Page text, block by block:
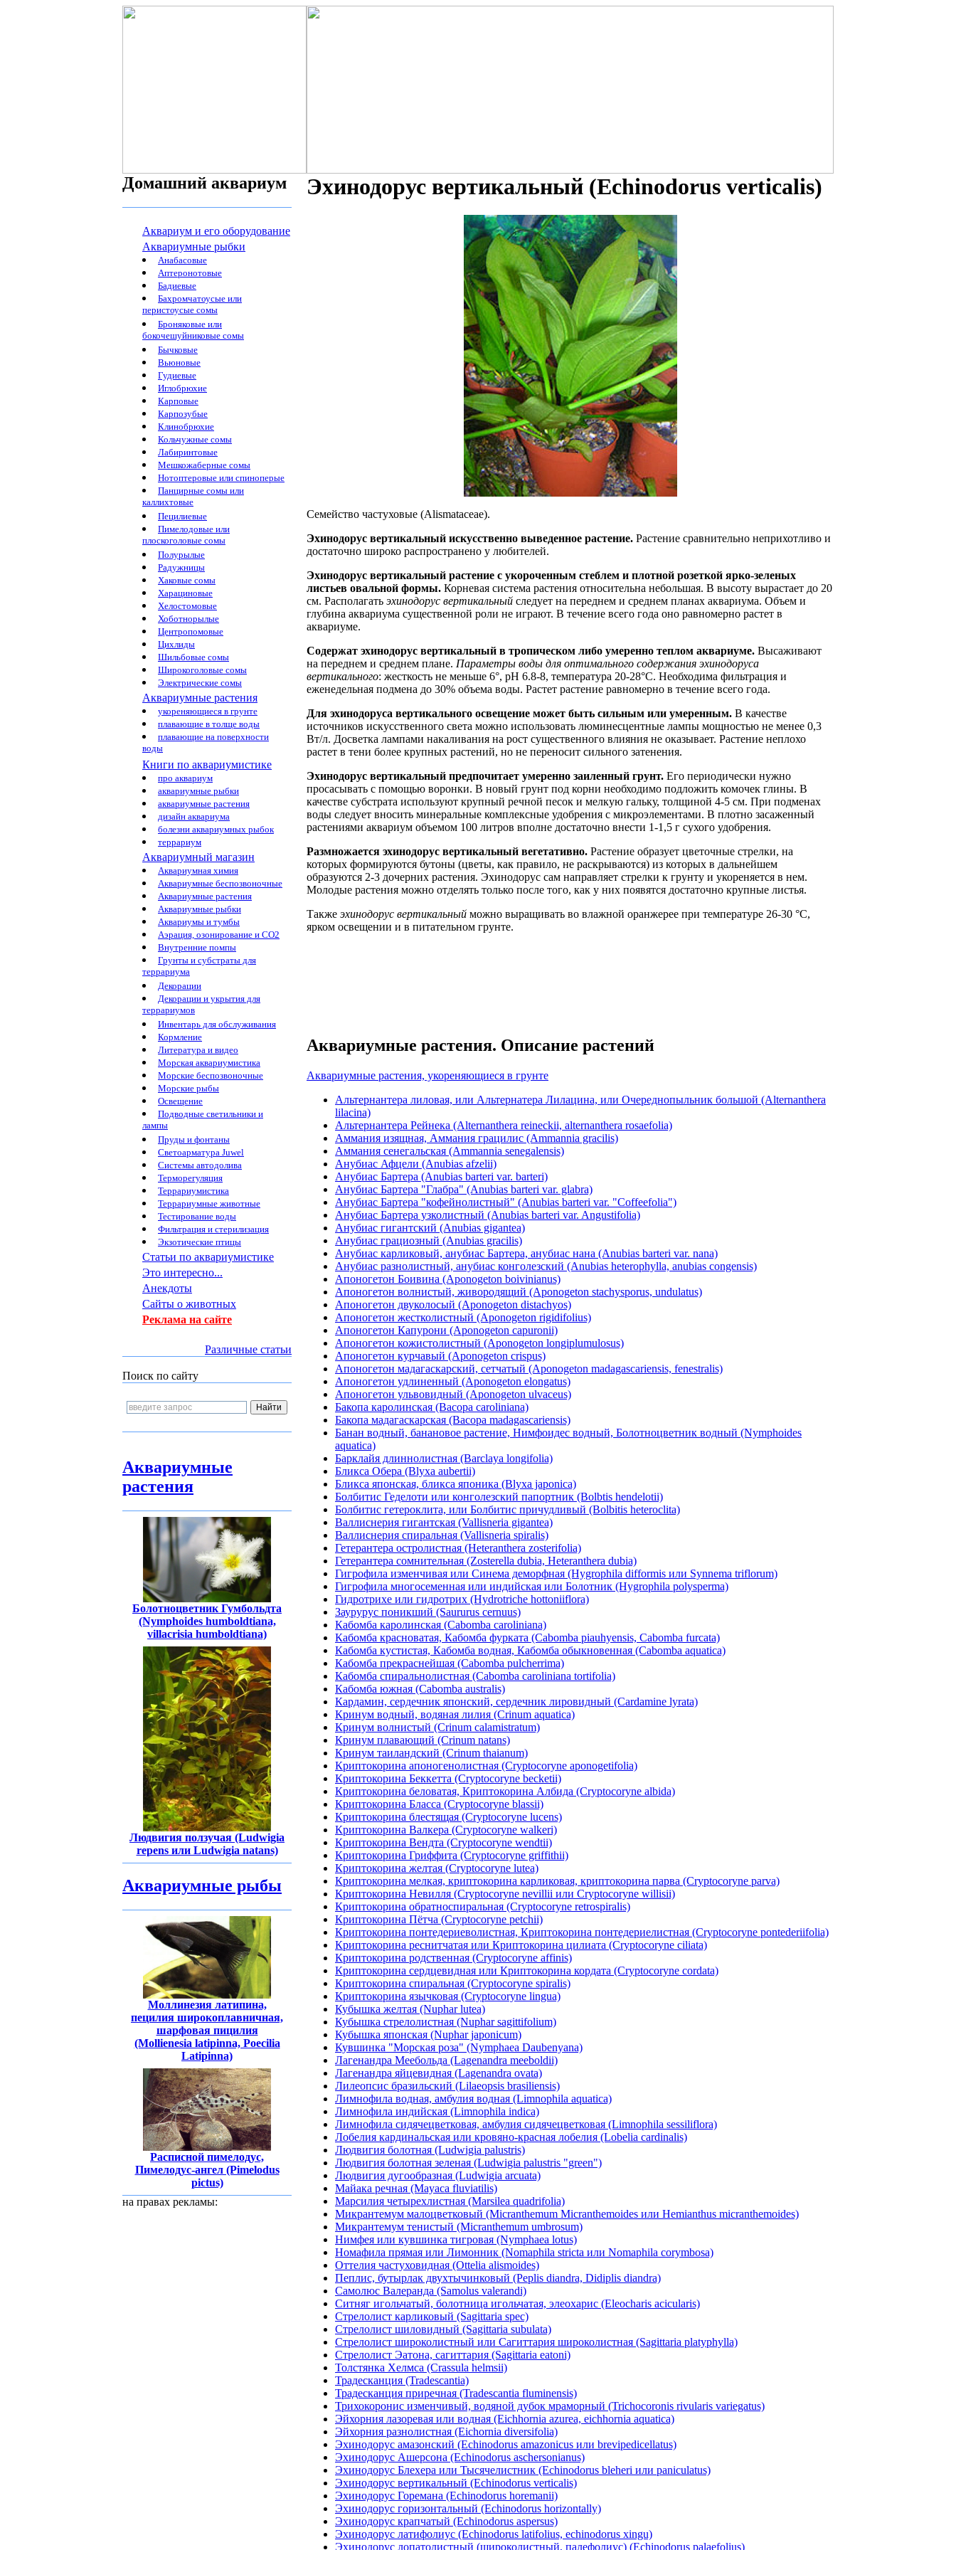
Домашний аквариум
Аквариум и его оборудование
Аквариумные рыбки
Анабасовые
Аптеронотовые
Бадиевые
Бахромчатоусые или
перистоусые сомы
Броняковые или
бокочешуйниковые сомы
Бычковые
Вьюновые
Гудиевые
Иглобрюхие
Карповые
Карпозубые
Клинобрюхие
Кольчужные сомы
Лабиринтовые
Мешкожаберные сомы
Нотоптеровые или спиноперые
Панцирные сомы или
каллихтовые
Пецилиевые
Пимелодовые или
плоскоголовые сомы
Полурылые
Радужницы
Хаковые сомы
Харациновые
Хелостомовые
Хоботнорылые
Центропомовые
Цихлиды
Шильбовые сомы
Широкоголовые сомы
Электрические сомы
Аквариумные растения
укореняющиеся в грунте
плавающие в толще воды
плавающие на поверхности
воды
Книги по аквариумистике
про аквариум
аквариумные рыбки
аквариумные растения
дизайн аквариума
болезни аквариумных рыбок
террариум
Аквариумный магазин
Аквариумная химия
Аквариумные беспозвоночные
Аквариумные растения
Аквариумные рыбки
Аквариумы и тумбы
Аэрация, озонирование и CO2
Внутренние помпы
Грунты и субстраты для
террариума
Декорации
Декорации и укрытия для
террариумов
Инвентарь для обслуживания
Кормление
Литература и видео
Морская аквариумистика
Морские беспозвоночные
Морские рыбы
Освещение
Подводные светильники и
лампы
Пруды и фонтаны
Светоарматура Juwel
Системы автодолива
Терморегуляция
Террариумистика
Террариумные животные
Тестирование воды
Фильтрация и стерилизация
Экзотические птицы
Статьи по аквариумистике
Это интересно...
Анекдоты
Сайты о животных
Реклама на сайте
Различные статьи
Поиск по сайту
Аквариумные
растения
Болотноцветник Гумбольдта
(Nymphoides humboldtiana,
villacrisia humboldtiana)
Людвигия ползучая (Ludwigia
repens или Ludwigia natans)
Аквариумные рыбы
Моллинезия латипина,
пецилия широкоплавничная,
шарфовая пицилия
(Mollienesia latipinna, Poecilia
Latipinna)
Расписной пимелодус,
Пимелодус-ангел (Pimelodus
pictus)
на правах рекламы:
Эхинодорус вертикальный (Echinodorus verticalis)
Семейство частуховые (Alismataceae).
Эхинодорус вертикальный искусственно выведенное растение. Растение сравнительно неприхотливо и
достаточно широко распространено у любителей.
Эхинодорус вертикальный растение с укороченным стеблем и плотной розеткой ярко-зеленых
листьев овальной формы. Корневая система растения относительна небольшая. В высоту вырастает до 20
см. Располагать эхинодорус вертикальный следует на переднем и среднем планах аквариума. Объем и
глубина аквариума существенной роли не играют. В течение всего года оно равномерно растет в
аквариуме.
Содержат эхинодорус вертикальный в тропическом либо умеренно теплом аквариуме. Высаживают
на переднем и среднем плане. Параметры воды для оптимального содержания эхинодоруса
вертикального: жесткость не меньше 6°, рН 6.8-8, температура 20-28°C. Необходима фильтрация и
еженедельная подмена до 30% объема воды. Растет растение равномерно в течение всего года.
Для эхинодоруса вертикального освещение может быть сильным или умеренным. В качестве
источников искусственного света можно использовать люминесцентные лампы мощностью не менее 0,3
Вт/л. Досветка лампами накаливания на рост существенного влияния не оказывает. Растение неплохо
растет в тени более крупных растений, но не переносит сильного затенения.
Эхинодорус вертикальный предпочитает умеренно заиленный грунт. Его периодически нужно
просасывать с помощью воронки. В новый грунт под корни необходимо подложить комочек глины. В
качестве субстрата используют крупный речной песок и мелкую гальку, толщиной 4-5 см. При подменах
воды следует вносить минеральные комплексные удобрения с микроэлементами. В плотно засаженный
растениями аквариум объемом 100 литров вполне достаточно внести 1-1,5 г сухого удобрения.
Размножается эхинодорус вертикальный вегетативно. Растение образует цветочные стрелки, на
которых формируются бутоны (цветы, как правило, не раскрываются) из которых в дальнейшем
образуются 2-3 дочерних растения. Эхинодорус сам направляет стрелки к грунту и укореняется в нем.
Молодые растения можно отделять только после того, как у них появятся достаточно крупные листья.
Также эхинодорус вертикальный можно выращивать во влажной оранжерее при температуре 26-30 °С,
ярком освещении и в питательном грунте.
Аквариумные растения. Описание растений
Аквариумные растения, укореняющиеся в грунте
Альтернантера лиловая, или Альтернатера Лилацина, или Очереднопыльник большой (Alternanthera
lilacina)
Альтернантера Рейнека (Alternanthera reineckii, alternanthera rosaefolia)
Аммания изящная, Аммания грацилис (Ammannia gracilis)
Аммания сенегальская (Ammannia senegalensis)
Анубиас Афцели (Anubias afzelii)
Анубиас Бартера (Anubias barteri var. barteri)
Анубиас Бартера "Глабра" (Anubias barteri var. glabra)
Анубиас Бартера "кофейнолистный" (Anubias barteri var. "Coffeefolia")
Анубиас Бартера узколистный (Anubias barteri var. Angustifolia)
Анубиас гигантский (Anubias gigantea)
Анубиас грациозный (Anubias gracilis)
Анубиас карликовый, анубиас Бартера, анубиас нана (Anubias barteri var. nana)
Анубиас разнолистный, анубиас конголезский (Anubias heterophylla, anubias congensis)
Апоногетон Боивина (Aponogeton boivinianus)
Апоногетон волнистый, живородящий (Aponogeton stachysporus, undulatus)
Апоногетон двуколосый (Aponogeton distachyos)
Апоногетон жестколистный (Aponogeton rigidifolius)
Апоногетон Капурони (Aponogeton capuronii)
Апоногетон кожистолистный (Aponogeton longiplumulosus)
Апоногетон курчавый (Aponogeton crispus)
Апоногетон мадагаскарский, сетчатый (Aponogeton madagascariensis, fenestralis)
Апоногетон удлиненный (Aponogeton elongatus)
Апоногетон ульвовидный (Aponogeton ulvaceus)
Бакопа каролинская (Bасора caroliniana)
Бакопа мадагаскарская (Bacopa madagascariensis)
Банан водный, банановое растение, Нимфоидес водный, Болотноцветник водный (Nymphoides
aquatica)
Барклайя длиннолистная (Barclaya longifolia)
Бликса Обера (Blyxa aubertii)
Бликса японская, бликса японика (Blyxa japonica)
Болбитис Геделоти или конголезский папортник (Bolbtis hendelotii)
Болбитис гетероклита, или Болбитис причудливый (Bolbitis heteroclita)
Валлиснерия гигантская (Vallisneria gigantea)
Валлиснерия спиральная (Vallisneria spiralis)
Гетерантера остролистная (Heteranthera zosterifolia)
Гетерантера сомнительная (Zosterella dubia, Heteranthera dubia)
Гигрофила изменчивая или Синема деморфная (Hygrophila difformis или Synnema triflorum)
Гигрофила многосеменная или индийская или Болотник (Hygrophila polysperma)
Гидротрихе или гидротрих (Hydrotriche hottoniiflora)
Заурурус поникший (Saururus cernuus)
Кабомба каролинская (Cabomba caroliniana)
Кабомба красноватая, Кабомба фурката (Cabomba piauhyensis, Cabomba furcata)
Кабомба кустистая, Кабомба водная, Кабомба обыкновенная (Cabomba aquatica)
Кабомба прекраснейшая (Cabomba pulcherrima)
Кабомба спиральнолистная (Cabomba caroliniana tortifolia)
Кабомба южная (Cabomba australis)
Кардамин, сердечник японский, сердечник лировидный (Cardamine lyrata)
Кринум водный, водяная лилия (Crinum aquatica)
Кринум волнистый (Crinum calamistratum)
Кринум плавающий (Crinum natans)
Кринум таиландский (Crinum thaianum)
Криптокорина апоногенолистная (Cryptocoryne aponogetifolia)
Криптокорина Беккетта (Cryptocoryne becketii)
Криптокорина беловатая, Криптокорина Албида (Cryptocoryne albida)
Криптокорина Бласса (Cryptocoryne blassii)
Криптокорина блестящая (Cryptocoryne lucens)
Криптокорина Валкера (Cryptocoryne walkeri)
Криптокорина Вендта (Cryptocoryne wendtii)
Криптокорина Гриффита (Cryptocoryne griffithii)
Криптокорина желтая (Cryptocoryne lutea)
Криптокорина мелкая, криптокорина карликовая, криптокорина парва (Cryptocoryne parva)
Криптокорина Невилля (Cryptocoryne nevillii или Cryptocoryne willisii)
Криптокорина обратноспиральная (Cryptocoryne retrospiralis)
Криптокорина Пётча (Cryptocoryne petchii)
Криптокорина понтедериеволистная, Криптокорина понтедериелистная (Cryptocoryne pontederiifolia)
Криптокорина реснитчатая или Криптокорина цилиата (Cryptocoryne ciliata)
Криптокорина родственная (Cryptocoryne affinis)
Криптокорина сердцевидная или Криптокорина кордата (Cryptocoryne cordata)
Криптокорина спиральная (Cryptocoryne spiralis)
Криптокорина язычковая (Cryptocoryne lingua)
Кубышка желтая (Nuphar lutea)
Кубышка стрелолистная (Nuphar sagittifolium)
Кубышка японская (Nuphar japonicum)
Кувшинка "Морская роза" (Nymphaea Daubenyana)
Лагенандра Меебольда (Lagenandra meeboldii)
Лагенандра яйцевидная (Lagenandra ovata)
Лилеопсис бразильский (Lilaeopsis brasiliensis)
Лимнофила водная, амбулия водная (Limnophila aquatica)
Лимнофила индийская (Limnophila indica)
Лимнофила сидячецветковая, амбулия сидячецветковая (Limnophila sessiliflora)
Лобелия кардинальская или кровяно-красная лобелия (Lobelia cardinalis)
Людвигия болотная (Ludwigia palustris)
Людвигия болотная зеленая (Ludwigia palustris "green")
Людвигия дугообразная (Ludwigia arcuata)
Майака речная (Mayaca fluviatilis)
Марсилия четырехлистная (Marsilea quadrifolia)
Микрантемум малоцветковый (Micranthemum Micranthemoides или Hemianthus micranthemoides)
Микрантемум тенистый (Micranthemum umbrosum)
Нимфея или кувшинка тигровая (Nymphaea lotus)
Номафила прямая или Лимонник (Nomaphila stricta или Nomaphila corymbosa)
Оттелия частуховидная (Ottelia alismoides)
Пеплис, бутырлак двухтычинковый (Peplis diandra, Didiplis diandra)
Самолюс Валеранда (Samolus valerandi)
Ситняг игольчатый, болотница игольчатая, элеохарис (Eleocharis acicularis)
Стрелолист карликовый (Sagittaria spec)
Стрелолист шиловидный (Sagittaria subulata)
Стрелолист широколистный или Сагиттария широколистная (Sagittaria platyphylla)
Стрелолист Эатона, сагиттария (Sagittaria eatoni)
Толстянка Хелмса (Crassula helmsii)
Традесканция (Tradescantia)
Традесканция приречная (Tradescantia fluminensis)
Трихокоронис изменчивый, водяной дубок мраморный (Trichocoronis rivularis variegatus)
Эйхорния лазоревая или водная (Eichhornia azurea, eichhornia aquatica)
Эйхорния разнолистная (Eichornia diversifolia)
Эхинодорус амазонский (Echinodorus amazonicus или brevipedicellatus)
Эхинодорус Ашерсона (Echinodorus aschersonianus)
Эхинодорус Блехера или Тысячелистник (Echinodorus bleheri или paniculatus)
Эхинодорус вертикальный (Echinodorus verticalis)
Эхинодорус Горемана (Echinodorus horemanii)
Эхинодорус горизонтальный (Echinodorus horizontally)
Эхинодорус крапчатый (Echinodorus aspersus)
Эхинодорус латифолиус (Echinodorus latifolius, echinodorus xingu)
Эхинодорус лопатолистный (широколистный, палефолиус) (Echinodorus palaefolius)